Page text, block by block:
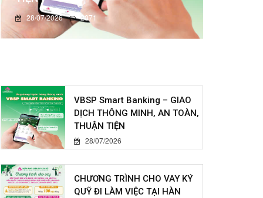
28/07/2026 2071
VBSP Smart Banking – GIAO
DỊCH THÔNG MINH, AN TOÀN,
THUẬN TIỆN
28/07/2026
CHƯƠNG TRÌNH CHO VAY KÝ
QUỸ ĐI LÀM VIỆC TẠI HÀN